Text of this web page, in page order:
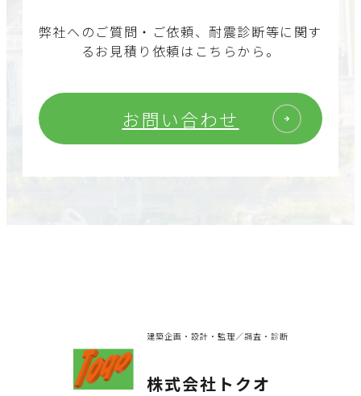
弊社へのご質問・ご依頼、耐震診断等に関す
るお見積り依頼はこちらから。
お問い合わせ
建築企画・設計・監理／調査・診断
株式会社トクオ